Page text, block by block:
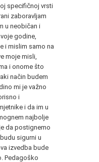
specifičnoj vrsti
zaboravljam
u neobičan i
godine,
i mislim samo na
moje misli,
i onome što
način budem
mi je važno
i
i da im u
najbolje
da postignemo
sigurni u
izvedba bude
Pedagoško